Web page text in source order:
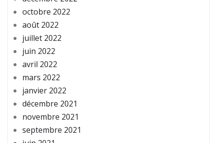
octobre 2022
août 2022
juillet 2022
juin 2022
avril 2022
mars 2022
janvier 2022
décembre 2021
novembre 2021
septembre 2021